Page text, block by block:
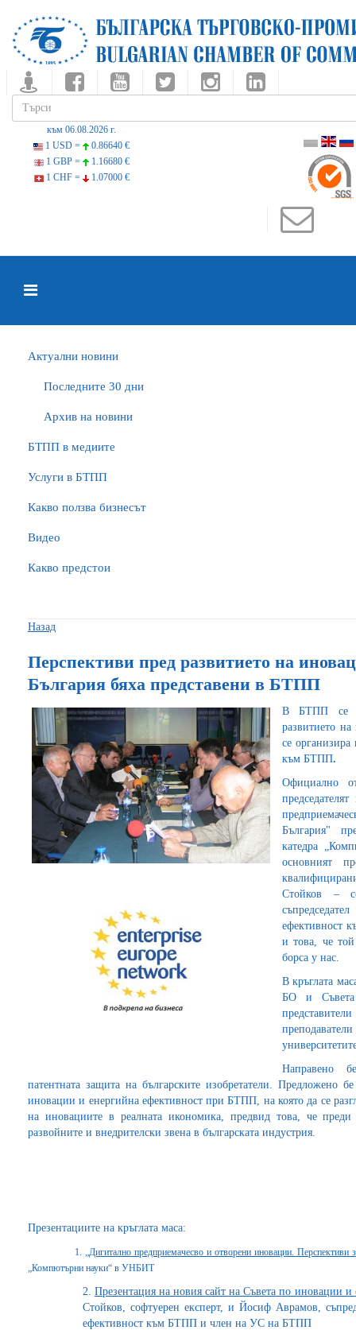
към 06.08.2026 г.
1 USD =
0.86640 €
1 GBP =
1.16680 €
1 CHF =
1.07000 €
Актуални новини
Последните 30 дни
Архив на новини
БTПП в медиите
Услуги в БТПП
Какво ползва бизнесът
Видео
Какво предстои
Назад
Перспективи пред развитието на
България бяха представени в БТПП
В БТПП се
развитието
се
към БТПП.
Официално
България"
катедра
основният
Стойков –
ефективност
и това, че
борса у нас.
В кръглата
БО и Съвета
Направено
патентната защита на българските изобретатели. Предложено
иновации и енергийна ефективност при БТПП, на която да се
на иновациите в реалната икономика, предвид това, че
развойните и внедрителски звена в българската индустрия.
Презентациите на кръглата маса:
1. „Дигитално предприемачесво и отворени иновации. Перспективи
„Компютърни науки“ в УНБИТ
2.Презентация на новия сайт на Съвета по иновации
Стойков, софтуерен експерт, и Йосиф Аврамов,
ефективност към БТПП и член на УС на БТПП